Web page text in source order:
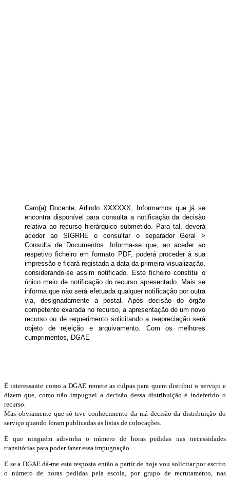
Caro(a) Docente, Arlindo XXXXXX, Informamos que já se
encontra disponível para consulta a notificação da decisão
relativa ao recurso hierárquico submetido. Para tal, deverá
aceder ao SIGRHE e consultar o separador Geral >
Consulta de Documentos. Informa-se que, ao aceder ao
respetivo ficheiro em formato PDF, poderá proceder à sua
impressão e ficará registada a data da primeira visualização,
considerando-se assim notificado. Este ficheiro constitui o
único meio de notificação do recurso apresentado. Mais se
informa que não será efetuada qualquer notificação por outra
via, designadamente a postal. Após decisão do órgão
competente exarada no recurso, a apresentação de um novo
recurso ou de requerimento solicitando a reapreciação será
objeto de rejeição e arquivamento. Com os melhores
cumprimentos, DGAE
É interessante como a DGAE remete as culpas para quem distribui o serviço e
dizem que, como não impugnei a decisão dessa distribuição é indeferido o
recurso.
Mas obviamente que só tive conhecimento da má decisão da distribuição do
serviço quando foram publicadas as listas de colocações.
É que ninguém adivinha o número de horas pedidas nas necessidades
transitórias para poder fazer essa impugnação.
E se a DGAE dá-me esta resposta então a partir de hoje vou solicitar por escrito
o número de horas pedidas pela escola, por grupo de recrutamento, nas